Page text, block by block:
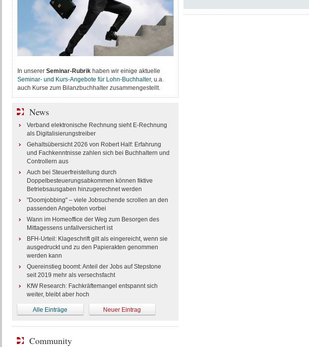
In unserer Seminar-Rubrikhaben wir einige aktuelle
Seminar- und Kurs-Angebote für Lohn-Buchhalter, u.a.
auch Kurse zum Bilanzbuchhalter zusammengestellt.
News
Verband elektronische Rechnung sieht E-Rechnung
als Digitalisierungstreiber
Gehaltsübersicht 2026 von Robert Half: Erfahrung
und Fachkenntnisse zahlen sich bei Buchhaltern und
Controllern aus
Auch bei Steuerfreistellung durch
Doppelbesteuerungsabkommen können fiktive
Betriebsausgaben hinzugerechnet werden
"Doomjobbing" – viele Jobsuchende scrollen an den
passenden Angeboten vorbei
Wann im Homeoffice der Weg zum Besorgen des
Mittagessens unfallversichert ist
BFH-Urteil: Klageschrift gilt als eingereicht, wenn sie
ausgedruckt und zu den Papierakten genommen
werden kann
Quereinstieg boomt: Anteil der Jobs auf Stepstone
seit 2019 mehr als versechsfacht
KfW Research: Fachkräftemangel entspannt sich
weiter, bleibt aber hoch
Alle Einträge Neuer Eintrag
Community